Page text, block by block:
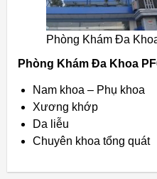
Phòng Khám Đa
Phòng Khám Đa Khoa
Nam khoa – Phụ khoa
Xương khớp
Da liễu
Chuyên khoa tổng quát